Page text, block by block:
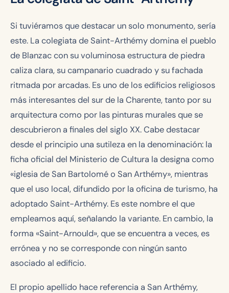
Si tuviéramos que destacar un solo monumento, sería
este. La colegiata de Saint-Arthémy domina el pueblo
de Blanzac con su voluminosa estructura de piedra
caliza clara, su campanario cuadrado y su fachada
ritmada por arcadas. Es uno de los edificios religiosos
más interesantes del sur de la Charente, tanto por su
arquitectura como por las pinturas murales que se
descubrieron a finales del siglo XX. Cabe destacar
desde el principio una sutileza en la denominación: la
ficha oficial del Ministerio de Cultura la designa como
«iglesia de San Bartolomé o San Arthémy», mientras
que el uso local, difundido por la oficina de turismo, ha
adoptado Saint-Arthémy. Es este nombre el que
empleamos aquí, señalando la variante. En cambio, la
forma «Saint-Arnould», que se encuentra a veces, es
errónea y no se corresponde con ningún santo
asociado al edificio.
El propio apellido hace referencia a San Arthémy,